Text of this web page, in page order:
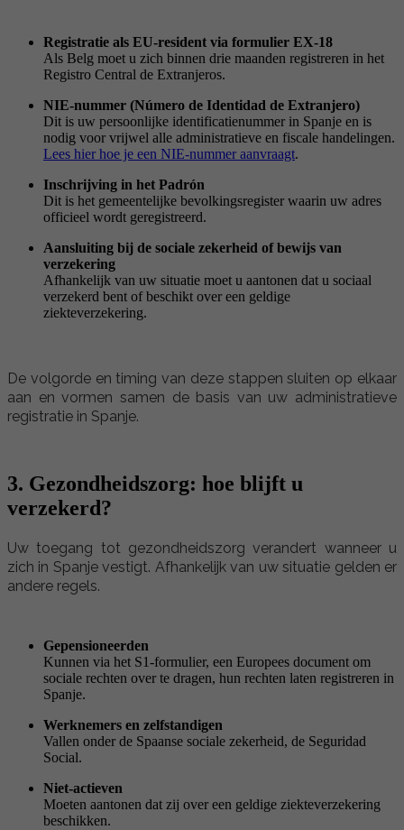
Registratie als EU-resident via formulier EX-18
Als Belg moet u zich binnen drie maanden registreren in het
Registro Central de Extranjeros.
NIE-nummer (Número de Identidad de Extranjero)
Dit is uw persoonlijke identificatienummer in Spanje en is
nodig voor vrijwel alle administratieve en fiscale handelingen.
Lees hier hoe je een NIE-nummer aanvraagt.
Inschrijving in het Padrón
Dit is het gemeentelijke bevolkingsregister waarin uw adres
officieel wordt geregistreerd.
Aansluiting bij de sociale zekerheid of bewijs van
verzekering
Afhankelijk van uw situatie moet u aantonen dat u sociaal
verzekerd bent of beschikt over een geldige
ziekteverzekering.
De volgorde en timing van deze stappen sluiten op elkaar
aan en vormen samen de basis van uw administratieve
registratie in Spanje.
3. Gezondheidszorg: hoe blijft u
verzekerd?
Uw toegang tot gezondheidszorg verandert wanneer u
zich in Spanje vestigt. Afhankelijk van uw situatie gelden er
andere regels.
Gepensioneerden
Kunnen via het S1-formulier, een Europees document om
sociale rechten over te dragen, hun rechten laten registreren in
Spanje.
Werknemers en zelfstandigen
Vallen onder de Spaanse sociale zekerheid, de Seguridad
Social.
Niet-actieven
Moeten aantonen dat zij over een geldige ziekteverzekering
beschikken.